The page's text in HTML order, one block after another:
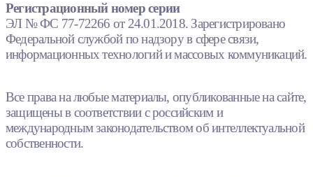
Регистрационный номер серии
ЭЛ № ФС 77-72266 от 24.01.2018. Зарегистрировано
Федеральной службой по надзору в сфере связи,
информационных технологий и массовых коммуникаций.
Все права на любые материалы, опубликованные на сайте,
защищены в соответствии с российским и
международным законодательством об интеллектуальной
собственности.